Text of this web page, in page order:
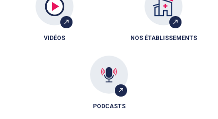
VIDÉOS NOS ÉTABLISSEMENTS
PODCASTS